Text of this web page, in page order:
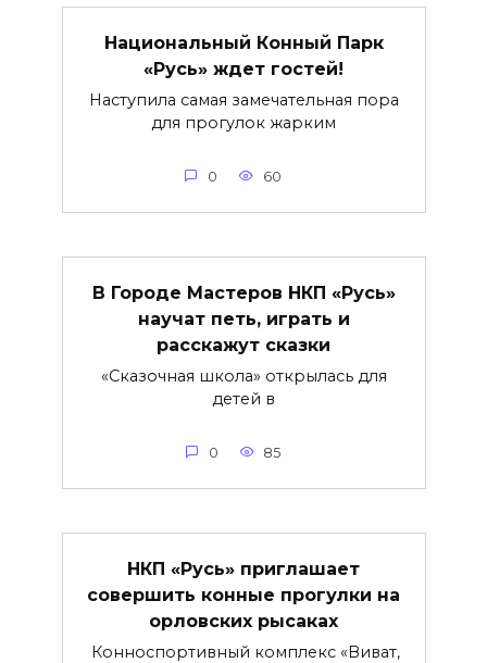
Национальный Конный Парк
«Русь» ждет гостей!
Наступила самая замечательная пора
для прогулок жарким
0 60
В Городе Мастеров НКП «Русь»
научат петь, играть и
расскажут сказки
«Сказочная школа» открылась для
детей в
0 85
НКП «Русь» приглашает
совершить конные прогулки на
орловских рысаках
Конноспортивный комплекс «Виват,